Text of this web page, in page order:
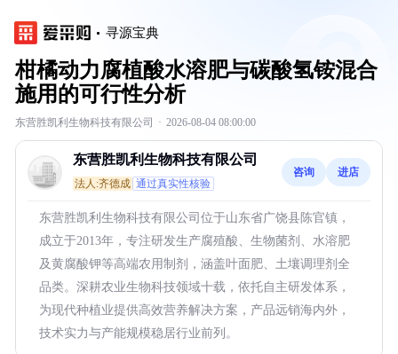
寻源宝典
柑橘动力腐植酸水溶肥与碳酸氢铵混合
施用的可行性分析
东营胜凯利生物科技有限公司 · 2026-08-04 08:00:00
东营胜凯利生物科技有限公司
法人:齐德成 通过真实性核验
咨询 进店
东营胜凯利生物科技有限公司位于山东省广饶县陈官镇，
成立于2013年，专注研发生产腐殖酸、生物菌剂、水溶肥
及黄腐酸钾等高端农用制剂，涵盖叶面肥、土壤调理剂全
品类。深耕农业生物科技领域十载，依托自主研发体系，
为现代种植业提供高效营养解决方案，产品远销海内外，
技术实力与产能规模稳居行业前列。